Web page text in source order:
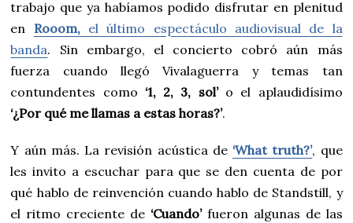
trabajo que ya habíamos podido disfrutar en plenitud
en Rooom,el último espectáculo audiovisual de la
banda. Sin embargo, el concierto cobró aún más
fuerza cuando llegó Vivalaguerra y temas tan
contundentes como ‘1, 2, 3, sol’o el aplaudidísimo
‘¿Por qué me llamas a estas horas?’.
Y aún más. La revisión acústica de ‘What truth?’, que
les invito a escuchar para que se den cuenta de por
qué hablo de reinvención cuando hablo de Standstill, y
el ritmo creciente de ‘Cuando’fueron algunas de las